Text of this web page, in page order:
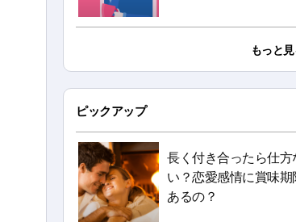
もっと
ピックアップ
長く付き合ったら仕方
い？恋愛感情に賞味期
あるの？